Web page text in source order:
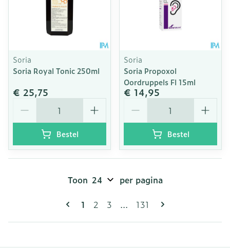
Soria
Soria Royal Tonic 250ml
€ 25,75
Bestel
Soria
Soria Propoxol
Oordruppels Fl 15ml
€ 14,95
Bestel
Pagina's
U lees momenteel pagina
1 Pagina
2 Pagina
3 ... Pagina
131
Toon per pagina